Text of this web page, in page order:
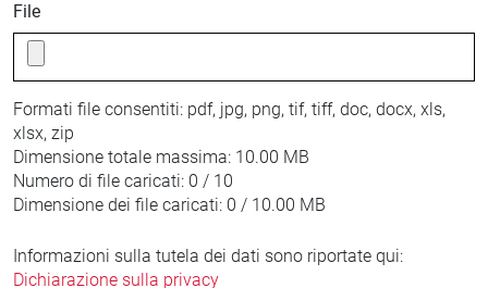
File
Formati file consentiti: pdf, jpg, png, tif, tiff, doc, docx, xls,
xlsx, zip
Dimensione totale massima: 10.00 MB
Numero di file caricati: 0 / 10
Dimensione dei file caricati: 0 / 10.00 MB
Informazioni sulla tutela dei dati sono riportate qui:
Dichiarazione sulla privacy